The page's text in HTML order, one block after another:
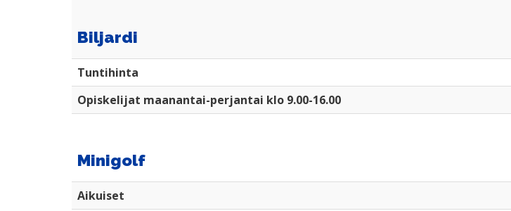
Biljardi
Tuntihinta
Opiskelijat maanantai-perjantai klo 9.00-16.00
Minigolf
Aikuiset